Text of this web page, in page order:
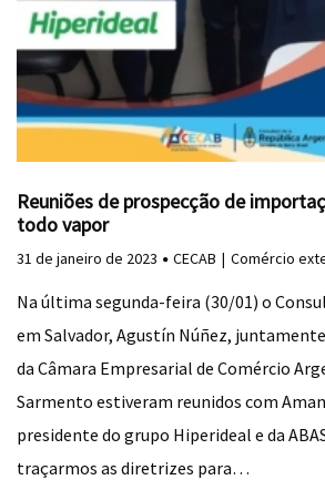
Reuniões de prospecção de
todo vapor
31 de janeiro de 2023 CECAB Comércio
Na última segunda-feira (30/01) o
em Salvador, Agustín Núñez,
da Câmara Empresarial de Comércio
Sarmento estiveram reunidos com
presidente do grupo Hiperideal e da
traçarmos as diretrizes para…